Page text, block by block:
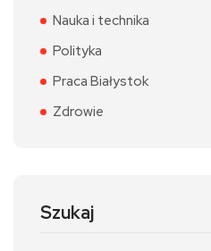
Nauka i technika
Polityka
Praca Białystok
Zdrowie
Szukaj